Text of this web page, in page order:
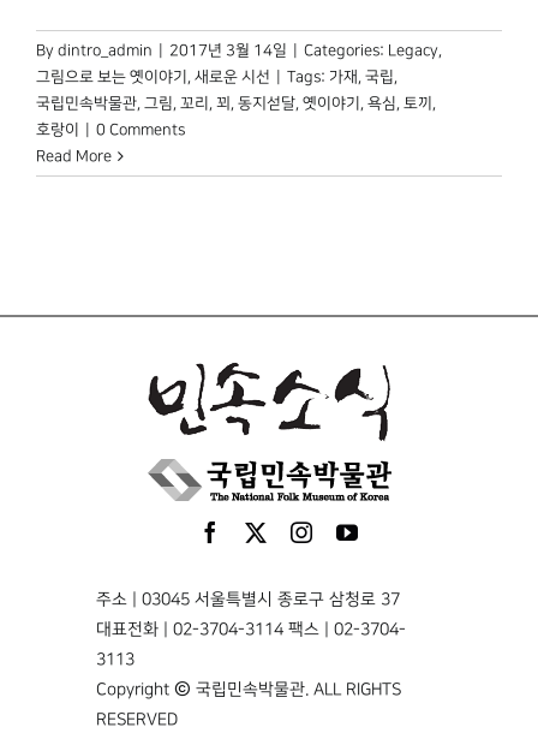
By dintro_admin 2017년 3월 14일 Categories: Legacy,
그림으로 보는 옛이야기 , 새로운 시선 Tags: 가재 , 국립,
국립민속박물관, 그림, 꼬리 , 꾀 , 동지섣달, 옛이야기 , 욕심, 토끼 ,
호랑이
0 Comments
Read More
주소 | 03045 서울특별시 종로구 삼청로 37
대표전화 | 02-3704-3114 팩스 | 02-3704-
3113
Copyright © 국립민속박물관. ALL RIGHTS
RESERVED